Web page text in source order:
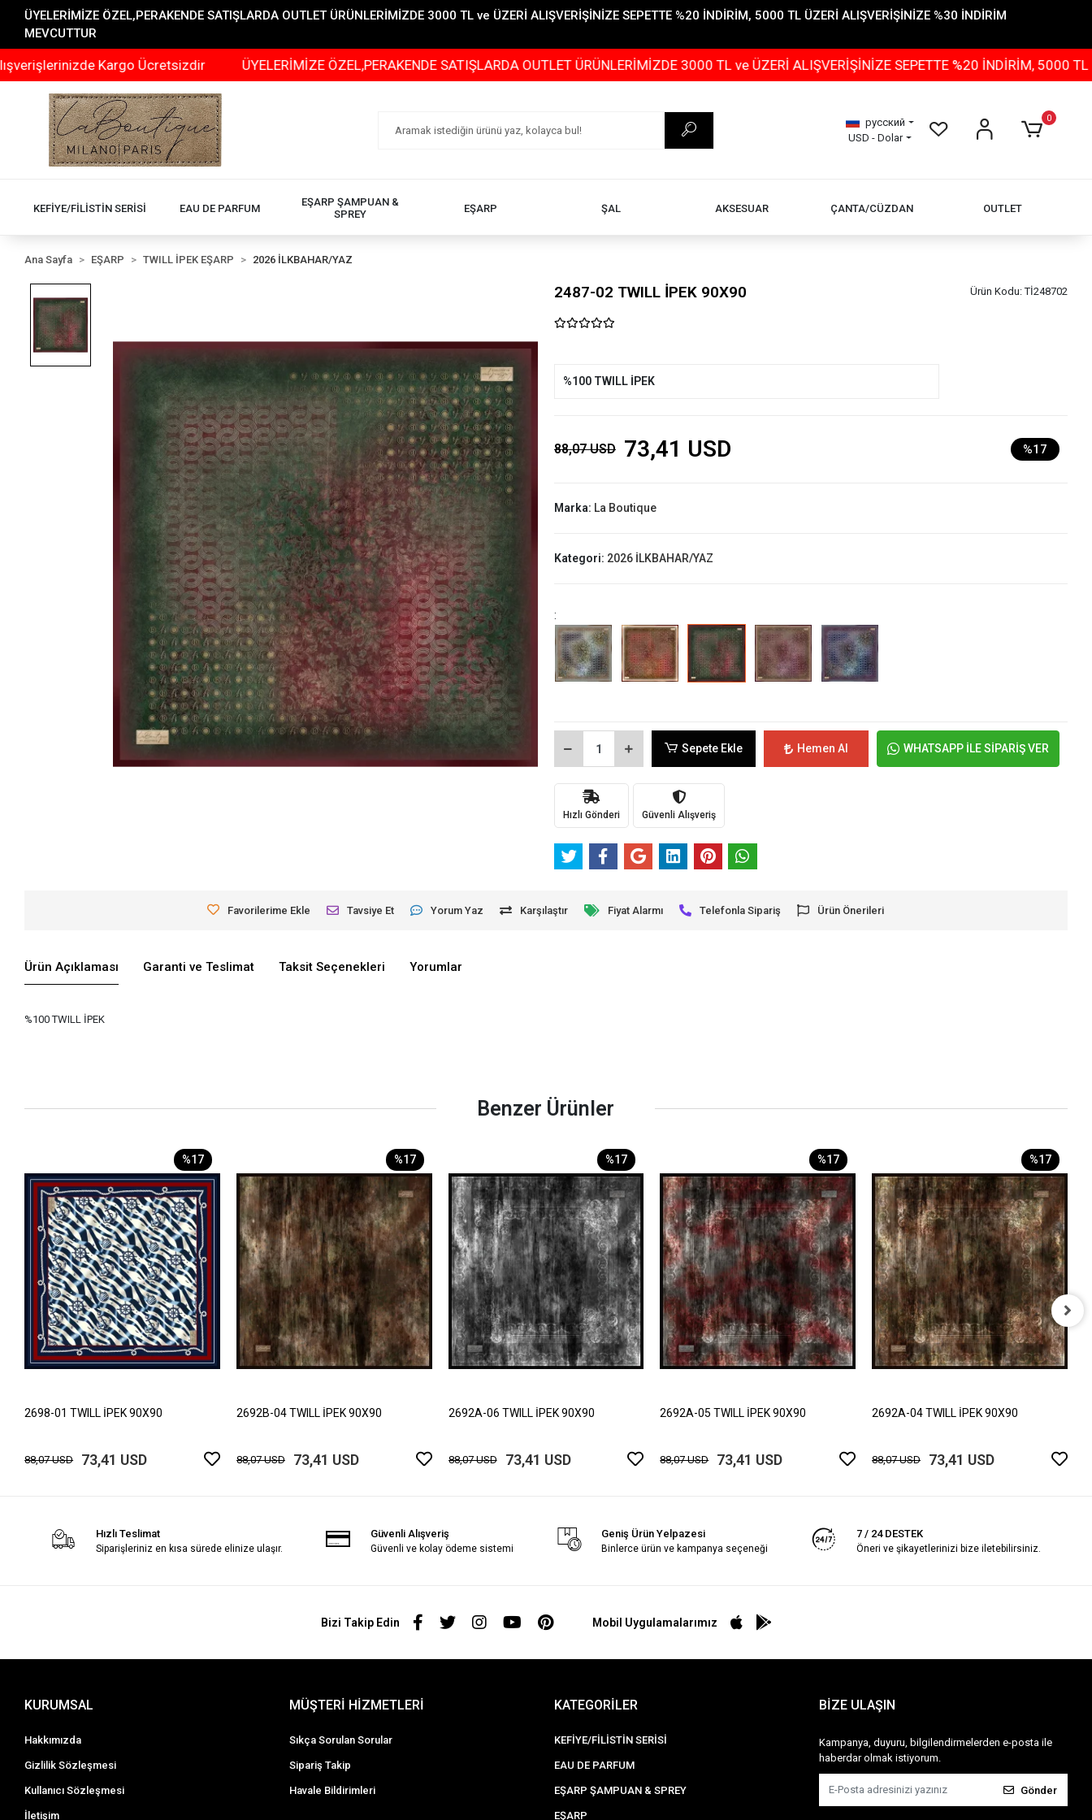
ÜYELERİMİZE ÖZEL,PERAKENDE SATIŞLARDA OUTLET ÜRÜNLERİMİZDE 3000 TL ve ÜZERİ ALIŞVERİŞİNİZE SEPETTE %20 İNDİRİM, 5000 TL ÜZERİ ALIŞVERİŞİNİZE %30 İNDİRİM
MEVCUTTUR
Kargo Ücretsizdir ÜYELERİMİZE ÖZEL,PERAKENDE SATIŞLARDA OUTLET ÜRÜNLERİMİZDE 3000 TL ve ÜZERİ ALIŞVERİŞİNİZE SEPETTE %20 İNDİRİM, 5000 TL ÜZERİ
русский
USD - Dolar
0
KEFİYE/FİLİSTİN SERİSİ EAU DE PARFUM
EŞARP ŞAMPUAN &
SPREY
EŞARP ŞAL AKSESUAR ÇANTA/CÜZDAN OUTLET
Ana Sayfa EŞARP TWILL İPEK EŞARP 2026 İLKBAHAR/YAZ
2487-02 TWILL İPEK 90X90 Ürün Kodu:Tİ248702
%100 TWILL İPEK
88,07 USD 73,41 USD %17
Marka: La Boutique
Kategori: 2026 İLKBAHAR/YAZ
:
Sepete Ekle Hemen Al WHATSAPP İLE SİPARİŞ VER
Hızlı Gönderi Güvenli Alışveriş
Favorilerime Ekle Tavsiye Et Yorum Yaz Karşılaştır Fiyat Alarmı Telefonla Sipariş Ürün Önerileri
Ürün Açıklaması Garanti ve Teslimat Taksit Seçenekleri Yorumlar
%100 TWILL İPEK
Benzer Ürünler
%17
2698-01 TWILL İPEK 90X90
88,07 USD 73,41 USD
%17
2692B-04 TWILL İPEK 90X90
88,07 USD 73,41 USD
%17
2692A-06 TWILL İPEK 90X90
88,07 USD 73,41 USD
%17
2692A-05 TWILL İPEK 90X90
88,07 USD 73,41 USD
%17
2692A-04 TWILL İPEK 90X90
88,07 USD 73,41 USD
Hızlı Teslimat
Siparişleriniz en kısa sürede elinize ulaşır.
Güvenli Alışveriş
Güvenli ve kolay ödeme sistemi
Geniş Ürün Yelpazesi
Binlerce ürün ve kampanya seçeneği
7 / 24 DESTEK
Öneri ve şikayetlerinizi bize iletebilirsiniz.
Bizi Takip Edin Mobil Uygulamalarımız
KURUMSAL
Hakkımızda
Gizlilik Sözleşmesi
Kullanıcı Sözleşmesi
İletişim
MÜŞTERİ HİZMETLERİ
Sıkça Sorulan Sorular
Sipariş Takip
Havale Bildirimleri
KATEGORİLER
KEFİYE/FİLİSTİN SERİSİ
EAU DE PARFUM
EŞARP ŞAMPUAN & SPREY
EŞARP
BİZE ULAŞIN
Kampanya, duyuru, bilgilendirmelerden e-posta ile
haberdar olmak istiyorum.
Gönder